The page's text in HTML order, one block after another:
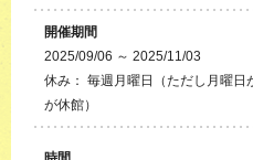
開催期間
2025/09/06 ～ 2025/11/03
休み： 毎週月曜日（ただし月曜日
が休館）